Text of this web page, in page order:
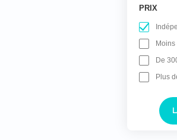
PRIX
De
Plus